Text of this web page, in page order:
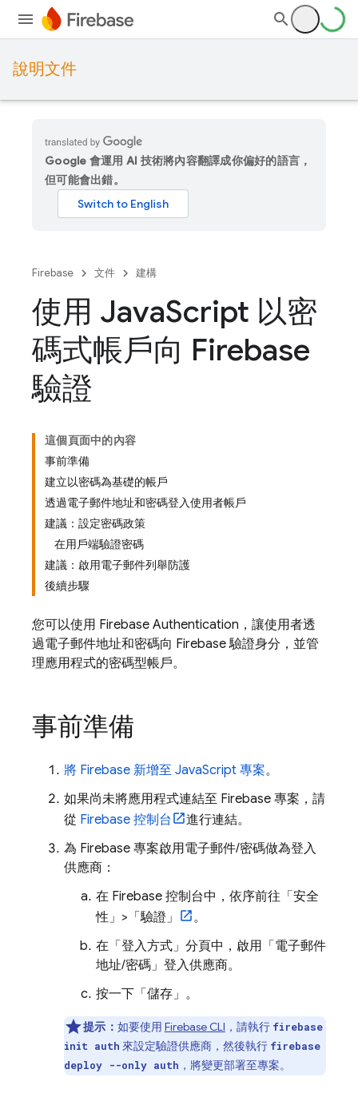
說明文件
Google 會運用 AI 技術將內容翻譯成你偏好的語言，
但可能會出錯。
Firebase 文件 建構
使用 JavaScript 以密
碼式帳戶向 Firebase
驗證
這個頁面中的內容
事前準備
建立以密碼為基礎的帳戶
透過電子郵件地址和密碼登入使用者帳戶
建議：設定密碼政策
在用戶端驗證密碼
建議：啟用電子郵件列舉防護
後續步驟
您可以使用 Firebase Authentication ，讓使用者透
過電子郵件地址和密碼向 Firebase 驗證身分，並管
理應用程式的密碼型帳戶。
事前準備
將 Firebase 新增至 JavaScript 專案。
如果尚未將應用程式連結至 Firebase 專案，請
從 Firebase 控制台
進行連結。
為 Firebase 專案啟用電子郵件/密碼做為登入
供應商：
在 Firebase 控制台中，依序前往「安全
性」>「驗證」
。
在「登入方式」 分頁中，啟用「電子郵件
地址/密碼」 登入供應商。
按一下「儲存」 。
提示： 如要使用 FirebaseCLI ，請執行 firebase
init auth 來設定驗證供應商，然後執行 firebase
deploy --only auth ，將變更部署至專案。